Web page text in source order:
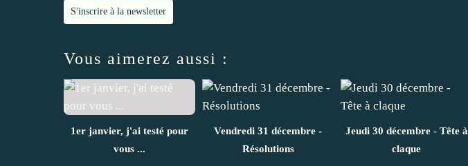
S'inscrire à la newsletter
Vous aimerez aussi :
1er janvier, j'ai testé pour
vous ...
Vendredi 31 décembre -
Résolutions
Jeudi 30 décembre - Tête à
claque